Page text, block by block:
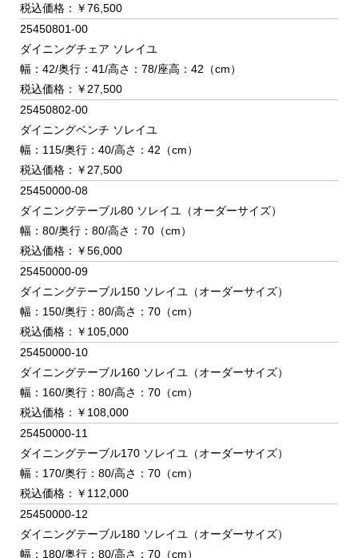
税込価格：￥76,500
25450801-00
ダイニングチェア ソレイユ
幅：42/奥行：41/高さ：78/座高：42（cm）
税込価格：￥27,500
25450802-00
ダイニングベンチ ソレイユ
幅：115/奥行：40/高さ：42（cm）
税込価格：￥27,500
25450000-08
ダイニングテーブル80 ソレイユ（オーダーサイズ）
幅：80/奥行：80/高さ：70（cm）
税込価格：￥56,000
25450000-09
ダイニングテーブル150 ソレイユ（オーダーサイズ）
幅：150/奥行：80/高さ：70（cm）
税込価格：￥105,000
25450000-10
ダイニングテーブル160 ソレイユ（オーダーサイズ）
幅：160/奥行：80/高さ：70（cm）
税込価格：￥108,000
25450000-11
ダイニングテーブル170 ソレイユ（オーダーサイズ）
幅：170/奥行：80/高さ：70（cm）
税込価格：￥112,000
25450000-12
ダイニングテーブル180 ソレイユ（オーダーサイズ）
幅：180/奥行：80/高さ：70（cm）